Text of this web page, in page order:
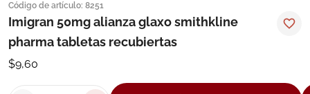
Código de artículo: 8251
Imigran 50mg alianza glaxo smithkline
pharma tabletas recubiertas
$9,60
1. eucerin